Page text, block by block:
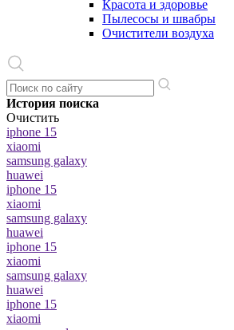
Красота и здоровье
Пылесосы и швабры
Очистители воздуха
История поиска
Очистить
iphone 15
xiaomi
samsung galaxy
huawei
iphone 15
xiaomi
samsung galaxy
huawei
iphone 15
xiaomi
samsung galaxy
huawei
iphone 15
xiaomi